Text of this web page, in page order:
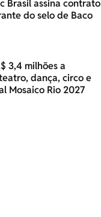
Brasil assina contrato
do selo de Baco
3,4 milhões a
dança, circo e
Mosaico Rio 2027